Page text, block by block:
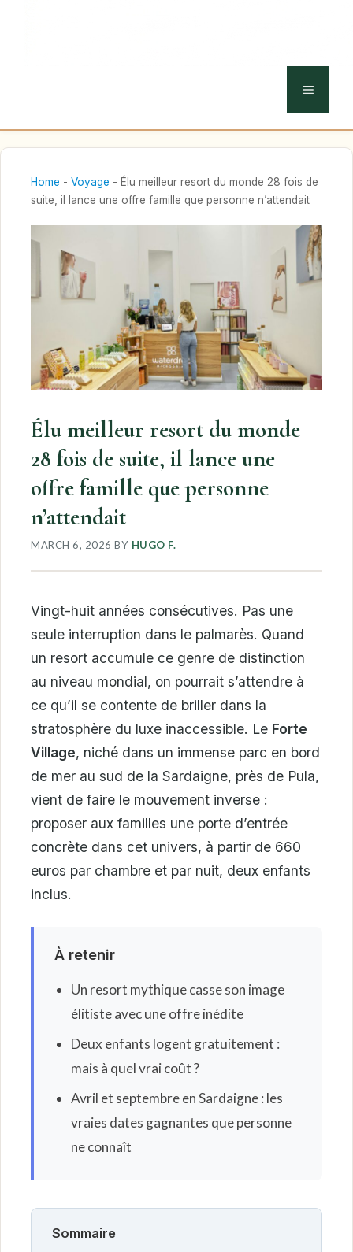
MENU
Home - Voyage - Élu meilleur resort du monde 28 fois de
suite, il lance une offre famille que personne n’attendait
Élu meilleur resort du monde
28 fois de suite, il lance une
offre famille que personne
n’attendait
MARCH 6, 2026 BY HUGO F.
Vingt-huit années consécutives. Pas une
seule interruption dans le palmarès. Quand
un resort accumule ce genre de distinction
au niveau mondial, on pourrait s’attendre à
ce qu’il se contente de briller dans la
stratosphère du luxe inaccessible. Le Forte
Village, niché dans un immense parc en bord
de mer au sud de la Sardaigne, près de Pula,
vient de faire le mouvement inverse :
proposer aux familles une porte d’entrée
concrète dans cet univers, à partir de 660
euros par chambre et par nuit, deux enfants
inclus.
À retenir
Un resort mythique casse son image
élitiste avec une offre inédite
Deux enfants logent gratuitement :
mais à quel vrai coût ?
Avril et septembre en Sardaigne : les
vraies dates gagnantes que personne
ne connaît
Sommaire